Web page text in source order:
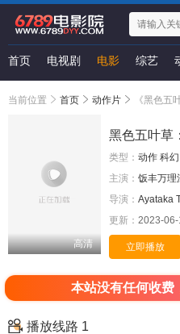
首页 电视剧 电影 综艺
当前位置 首页 动作片 《黑色五
高清
黑色五叶草
类型： 动作 科幻
主演： 饭丰万理
导演： Ayataka
更新： 2023-06-
立即播放
本站没有任何收费
播放线路 1